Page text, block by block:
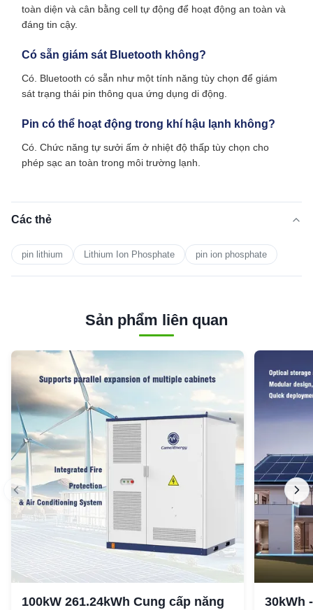
toàn diện và cân bằng cell tự động để hoạt động an toàn và
đáng tin cậy.
Có sẵn giám sát Bluetooth không?
Có. Bluetooth có sẵn như một tính năng tùy chọn để giám
sát trạng thái pin thông qua ứng dụng di động.
Pin có thể hoạt động trong khí hậu lạnh không?
Có. Chức năng tự sưởi ấm ở nhiệt độ thấp tùy chọn cho
phép sạc an toàn trong môi trường lạnh.
Các thẻ
pin lithium Lithium Ion Phosphate pin ion phosphate
Sản phẩm liên quan
100kW 261.24kWh Cung cấp năng
30kWh